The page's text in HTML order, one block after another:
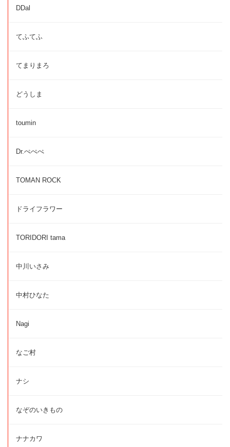
DDal
てふてふ
てまりまろ
どうしま
toumin
Dr.ぺぺぺ
TOMAN ROCK
ドライフラワー
TORIDORI tama
中川いさみ
中村ひなた
Nagi
なご村
ナシ
なぞのいきもの
ナナカワ